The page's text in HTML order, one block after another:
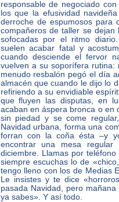
responsable de negociado
los que la efusividad
derroche de espumosos para
compañeros de taller se dejan
sofocadas por el ritmo
suelen acabar fatal y
cuando desciende el fervor
vuelven a su soporífera
menudo resbalón pegó el día
almacén que cuando le dijo lo
refiriendo a su envidiable
que fluyen las disputas, en
acaban en áspera bronca o en
sin piedad y se come
Navidad urbana, forma una
forran con la coña ésta –y
encontrar una mesa
diciembre. Llamas por
siempre escuchas lo de
tengo lleno con los de Medias
Le insistes y te dice
pasada Navidad, pero
ya sabes». Y así todo.